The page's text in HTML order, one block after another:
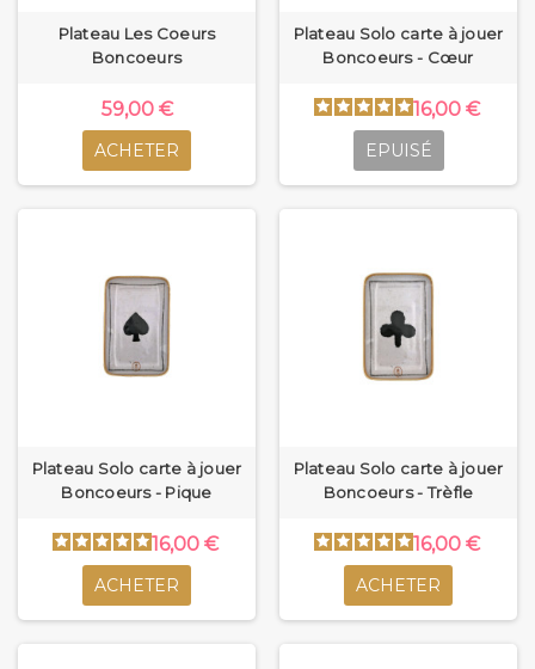
Plateau Les Coeurs
Boncoeurs
59,00 €
ACHETER
Plateau Solo carte à jouer
Boncoeurs - Cœur
16,00 €
EPUISÉ
Plateau Solo carte à jouer
Boncoeurs - Pique
16,00 €
ACHETER
Plateau Solo carte à jouer
Boncoeurs - Trèfle
16,00 €
ACHETER